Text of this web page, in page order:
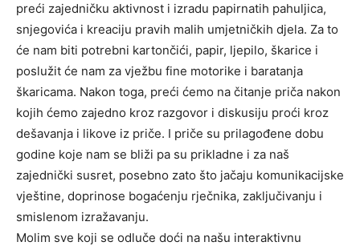
preći zajedničku aktivnost i izradu papirnatih pahuljica,
snjegovića i kreaciju pravih malih umjetničkih djela. Za to
će nam biti potrebni kartončići, papir, ljepilo, škarice i
poslužit će nam za vježbu fine motorike i baratanja
škaricama. Nakon toga, preći ćemo na čitanje priča nakon
kojih ćemo zajedno kroz razgovor i diskusiju proći kroz
dešavanja i likove iz priče. I priče su prilagođene dobu
godine koje nam se bliži pa su prikladne i za naš
zajednički susret, posebno zato što jačaju komunikacijske
vještine, doprinose bogaćenju rječnika, zaključivanju i
smislenom izražavanju.
Molim sve koji se odluče doći na našu interaktivnu